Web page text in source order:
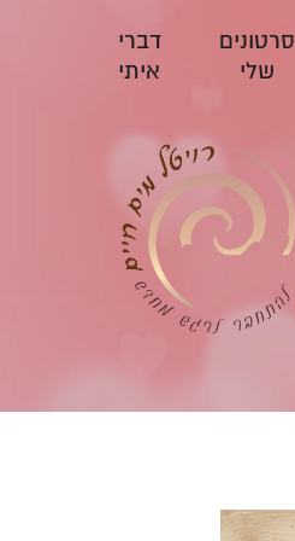
סרטונים
שלי
דברי
איתי